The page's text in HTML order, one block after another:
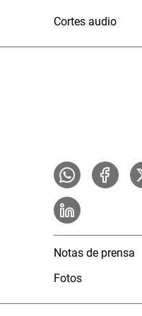
Cortes audio
Notas de prensa
Fotos